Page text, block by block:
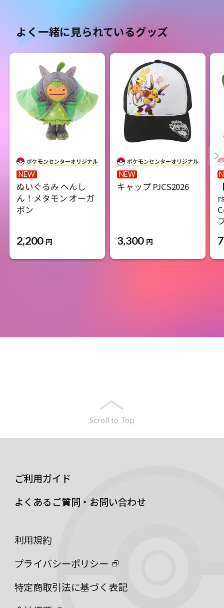
よく一緒に見られているグッズ
NEW
ぬいぐるみ へんし
ん！メタモン オーガ
ポン
2,200 円
NEW
キャップ PJCS2026
3,300 円
Scroll to Top
ご利用ガイド
よくあるご質問・お問い合わせ
利用規約
プライバシーポリシー
特定商取引法に基づく表記